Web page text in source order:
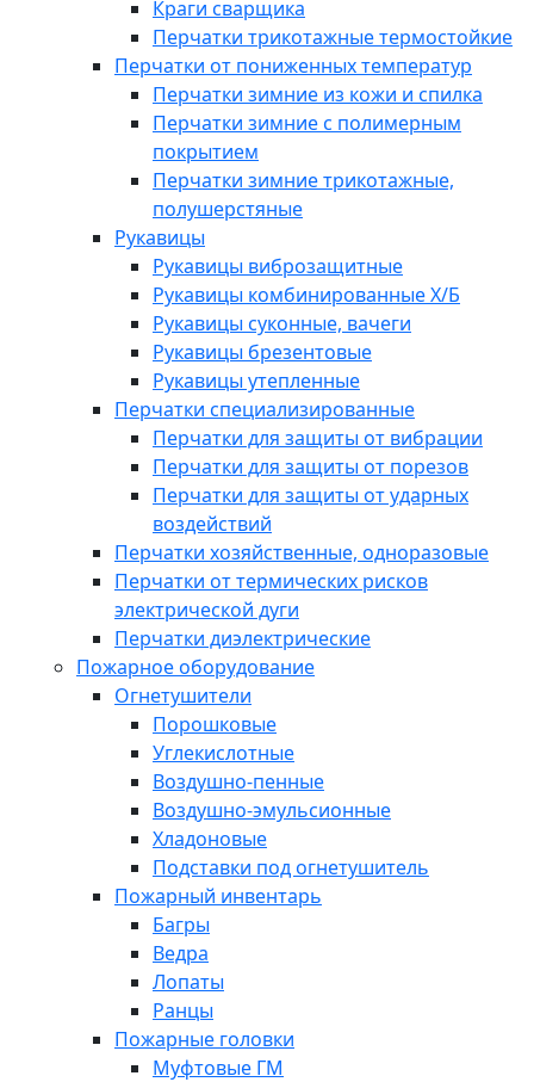
Краги сварщика
Перчатки трикотажные термостойкие
Перчатки от пониженных температур
Перчатки зимние из кожи и спилка
Перчатки зимние с полимерным
покрытием
Перчатки зимние трикотажные,
полушерстяные
Рукавицы
Рукавицы виброзащитные
Рукавицы комбинированные Х/Б
Рукавицы суконные, вачеги
Рукавицы брезентовые
Рукавицы утепленные
Перчатки специализированные
Перчатки для защиты от вибрации
Перчатки для защиты от порезов
Перчатки для защиты от ударных
воздействий
Перчатки хозяйственные, одноразовые
Перчатки от термических рисков
электрической дуги
Перчатки диэлектрические
Пожарное оборудование
Огнетушители
Порошковые
Углекислотные
Воздушно-пенные
Воздушно-эмульсионные
Хладоновые
Подставки под огнетушитель
Пожарный инвентарь
Багры
Ведра
Лопаты
Ранцы
Пожарные головки
Муфтовые ГМ